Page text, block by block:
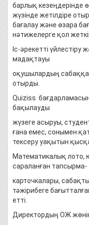
барлық кезеңдерінде
жүзінде жетілдіре
бағалау және өзара
нәтижелерге қол
Іс-әрекетті үйлестіру
мадақтауы
оқушылардың
отырды.
Quiziss
бақылауды
жүзеге асыруы,
ғана емес, сонымен
тексеру уақытын
Математикалық лото,
сараланған тапсырма-
карточкалары,
тәжірибеге
етті.
Директордың ОЖ